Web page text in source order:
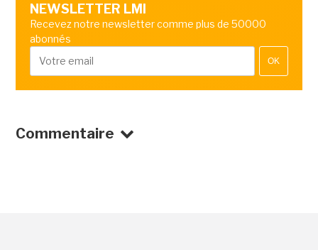
NEWSLETTER LMI
Recevez notre newsletter comme plus de 50000
abonnés
OK
Commentaire